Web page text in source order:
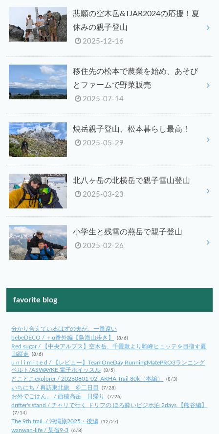
悲願の空木岳&TJAR2024の応援！夏
休みの親子登山
2025-12-16
移住先の松本で農業を始め、あそび
とファームで野菜販売
2025-07-14
焼岳親子登山、松本暮らし最高！
2025-05-29
北八ヶ岳の北横岳で親子雪山登山
2025-03-23
小学生と残雪の燕岳で親子登山
2025-02-26
favorite blog
分かり合えているはずの夫が、一番遠い
bebeDECO / ＋α番外編【鳥海山歩き】
(8/6)
Red sugar / 【中央アルプス】空木岳、千畳敷より駒峰ヒュッテを目指す夏
山縦走
(8/6)
u n l i m i t e d / 【レビュー】TeamOneDay RunningMatePRO3ランニング
ベルト/ASWAYKE 電子ホイッスル (8/5)
とことこexplorer / 20260801-02_AKHA Trail 80k（本編） (8/3)
いちにち / 再訪東北旅 ＠二日目 (7/28)
お外でごはん。 / 西穂高岳 日帰り (7/26)
drifter's stand / チャリで行く ドリフの ほろ酔いビジホ泊 2days 【熊谷編】
(7/14)
The 9th trail. / 沖縄旅2025・後編 (12/27)
wanwan-life / 某省9-3 (6/8)